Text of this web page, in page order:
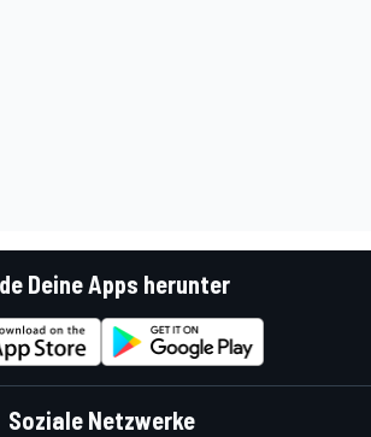
Deine Apps herunter
Soziale Netzwerke